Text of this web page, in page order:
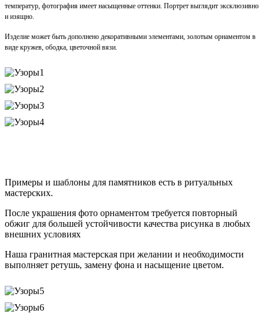
температур, фотография имеет насыщенные оттенки. Портрет выглядит эксклюзивно
и изящно.
Изделие может быть дополнено декоративными элементами, золотым орнаментом в
виде кружев, ободка, цветочной вязи.
Примеры и шаблоны для памятников есть в ритуальных
мастерских.
После украшения фото орнаментом требуется повторный
обжиг для большей устойчивости качества рисунка в любых
внешних условиях
Наша гранитная мастерская при желании и необходимости
выполняет ретушь, замену фона и насыщение цветом.